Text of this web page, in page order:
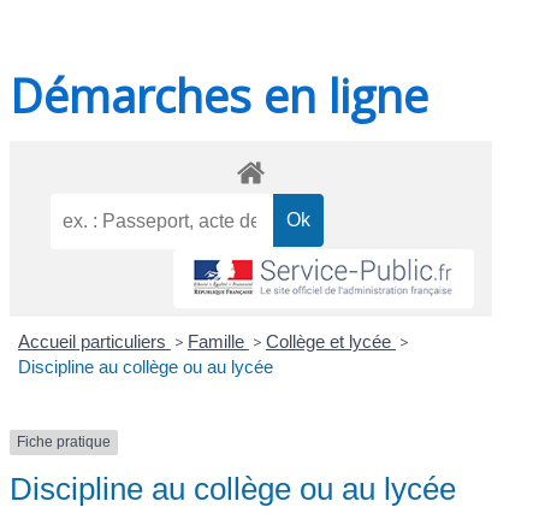
Démarches en ligne
Accueil particuliers > Famille > Collège et lycée >
Discipline au collège ou au lycée
Fiche pratique
Discipline au collège ou au lycée